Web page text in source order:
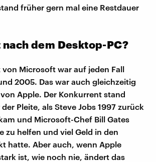
früher gern mal eine Restdauer
nach dem Desktop-PC?
von Microsoft war auf jeden Fall
2005. Das war auch gleichzeitig
Apple. Der Konkurrent stand
Pleite, als Steve Jobs 1997 zurück
und Microsoft-Chef Bill Gates
zu helfen und viel Geld in den
hatte. Aber auch, wenn Apple
ist, wie noch nie, ändert das